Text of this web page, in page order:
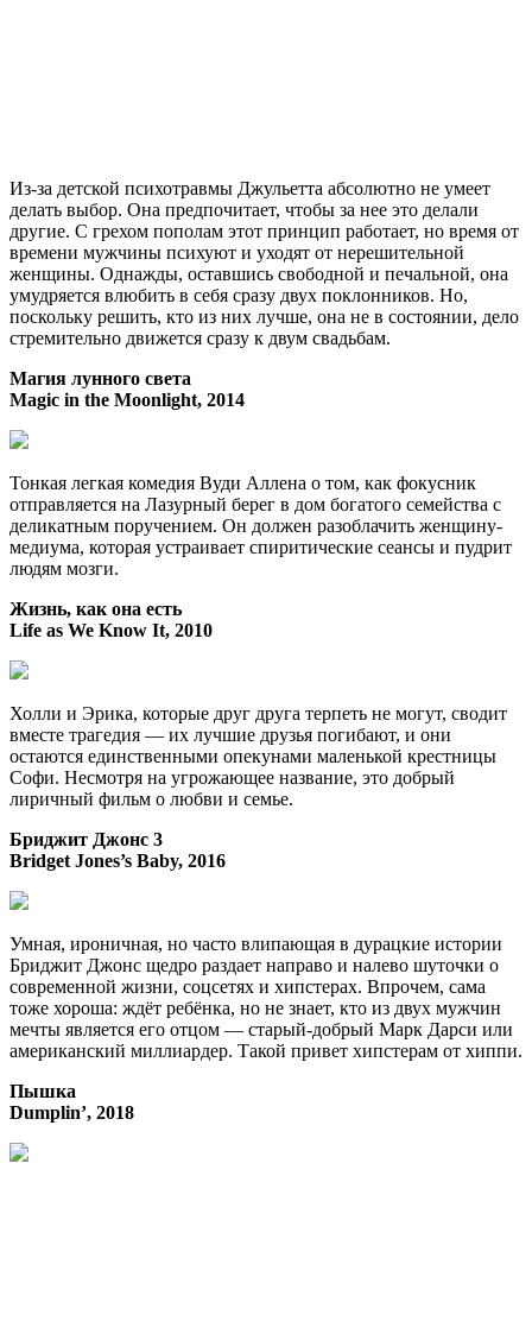
Из-за детской психотравмы Джульетта абсолютно не умеет
делать выбор. Она предпочитает, чтобы за нее это делали
другие. С грехом пополам этот принцип работает, но время от
времени мужчины психуют и уходят от нерешительной
женщины. Однажды, оставшись свободной и печальной, она
умудряется влюбить в себя сразу двух поклонников. Но,
поскольку решить, кто из них лучше, она не в состоянии, дело
стремительно движется сразу к двум свадьбам.
Магия лунного света
Magic in the Moonlight, 2014
Тонкая легкая комедия Вуди Аллена о том, как фокусник
отправляется на Лазурный берег в дом богатого семейства с
деликатным поручением. Он должен разоблачить женщину-
медиума, которая устраивает спиритические сеансы и пудрит
людям мозги.
Жизнь, как она есть
Life as We Know It, 2010
Холли и Эрика, которые друг друга терпеть не могут, сводит
вместе трагедия — их лучшие друзья погибают, и они
остаются единственными опекунами маленькой крестницы
Софи. Несмотря на угрожающее название, это добрый
лиричный фильм о любви и семье.
Бриджит Джонс 3
Bridget Jones’s Baby, 2016
Умная, ироничная, но часто влипающая в дурацкие истории
Бриджит Джонс щедро раздает направо и налево шуточки о
современной жизни, соцсетях и хипстерах. Впрочем, сама
тоже хороша: ждёт ребёнка, но не знает, кто из двух мужчин
мечты является его отцом — старый-добрый Марк Дарси или
американский миллиардер. Такой привет хипстерам от хиппи.
Пышка
Dumplin’, 2018